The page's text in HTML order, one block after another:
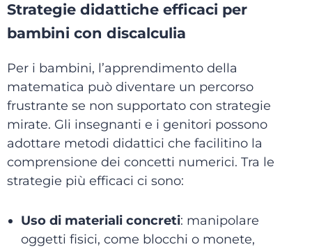
Strategie didattiche efficaci per
bambini con discalculia
Per i bambini, l’apprendimento della
matematica può diventare un percorso
frustrante se non supportato con strategie
mirate. Gli insegnanti e i genitori possono
adottare metodi didattici che facilitino la
comprensione dei concetti numerici. Tra le
strategie più efficaci ci sono:
Uso di materiali concreti: manipolare
oggetti fisici, come blocchi o monete,